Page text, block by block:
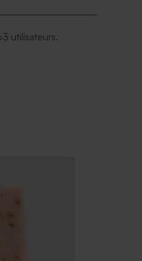
utilisateurs.